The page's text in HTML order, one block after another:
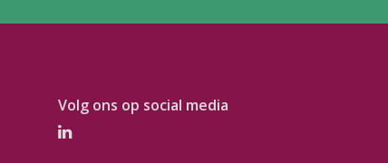
Volg ons op social media